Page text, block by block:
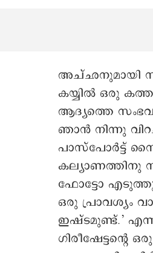
അച്ഛനുമായി
കയ്യിൽ ഒരു
ആദ്യത്തെ
ഞാൻ നിന്നു
പാസ്പോർട്ട്
കല്യാണത്തിനു
ഫോട്ടോ എടുത്തു
ഒരു പ്രാവശ്യം
ഇഷ്ടമുണ്ട്.’